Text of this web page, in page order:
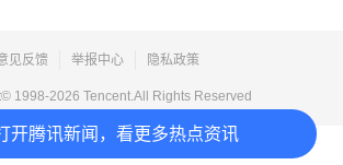
开腾讯新闻，看更多热点资讯
见反馈 举报中心 隐私政策
1998-2026 Tencent.All Rights Reserved